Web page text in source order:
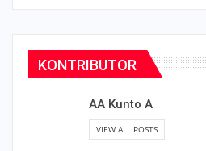
KONTRIBUTOR
AA Kunto A
VIEW ALL POSTS